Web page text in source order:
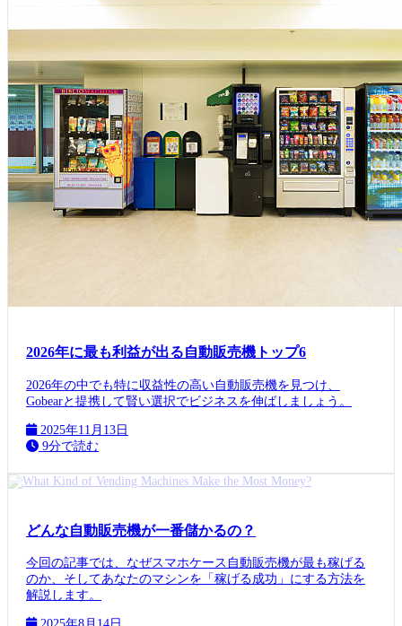
2026年に最も利益が出る自動販売機トップ6
2026年の中でも特に収益性の高い自動販売機を見つけ、
Gobearと提携して賢い選択でビジネスを伸ばしましょう。
2025年11月13日
9分で読む
どんな自動販売機が一番儲かるの？
今回の記事では、なぜスマホケース自動販売機が最も稼げる
のか、そしてあなたのマシンを「稼げる成功」にする方法を
解説します。